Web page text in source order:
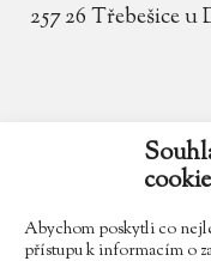
Abychom poskytli co
přístupu k informacím o
257 26 Třebešice u
602 354 467